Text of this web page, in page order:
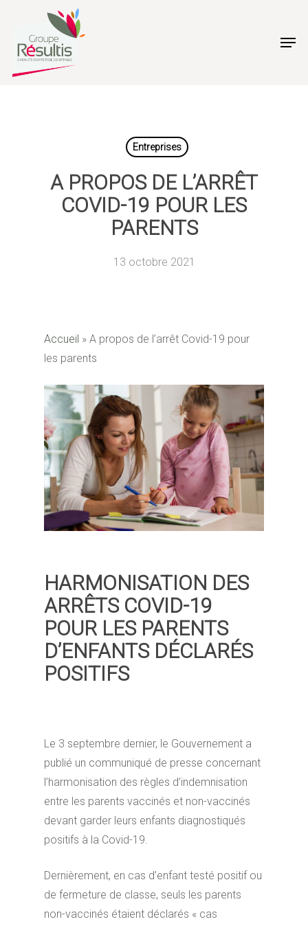
main
Entreprises
A PROPOS DE L’ARRÊT
COVID-19 POUR LES
PARENTS
13 octobre 2021
Accueil » A propos de l’arrêt Covid-19 pour
les parents
HARMONISATION DES
ARRÊTS COVID-19
POUR LES PARENTS
D’ENFANTS DÉCLARÉS
POSITIFS
Le 3 septembre dernier, le Gouvernement a
publié un communiqué de presse concernant
l’harmonisation des règles d’indemnisation
entre les parents vaccinés et non-vaccinés
devant garder leurs enfants diagnostiqués
positifs à la Covid-19.
Dernièrement, en cas d’enfant testé positif ou
de fermeture de classe, seuls les parents
non-vaccinés étaient déclarés « cas